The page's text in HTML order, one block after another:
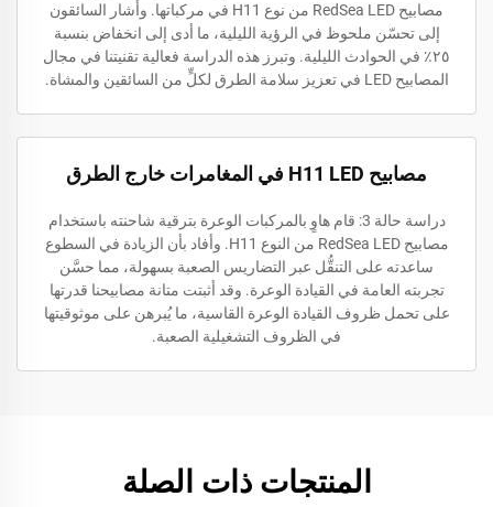
مصابيح RedSea LED من نوع H11 في مركباتها. وأشار السائقون
إلى تحسّن ملحوظ في الرؤية الليلية، ما أدى إلى انخفاض بنسبة
٢٥٪ في الحوادث الليلية. وتبرز هذه الدراسة فعالية تقنيتنا في مجال
المصابيح LED في تعزيز سلامة الطرق لكلٍّ من السائقين والمشاة.
مصابيح H11 LED في المغامرات خارج الطرق
دراسة حالة 3: قام هاوٍ بالمركبات الوعرة بترقية شاحنته باستخدام
مصابيح RedSea LED من النوع H11. وأفاد بأن الزيادة في السطوع
ساعدته على التنقُّل عبر التضاريس الصعبة بسهولة، مما حسَّن
تجربته العامة في القيادة الوعرة. وقد أثبتت متانة مصابيحنا قدرتها
على تحمل ظروف القيادة الوعرة القاسية، ما يُبرهن على موثوقيتها
في الظروف التشغيلية الصعبة.
المنتجات ذات الصلة